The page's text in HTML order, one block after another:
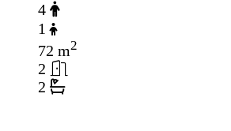
4
1
72 m2
2
2